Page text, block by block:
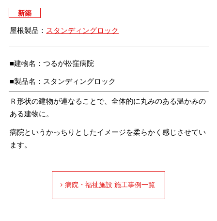
新築
屋根製品： スタンディングロック
■建物名：つるが松窪病院
■製品名：スタンディングロック
Ｒ形状の建物が連なることで、全体的に丸みのある温かみの
ある建物に。
病院というかっちりとしたイメージを柔らかく感じさせてい
ます。
病院・福祉施設 施工事例一覧